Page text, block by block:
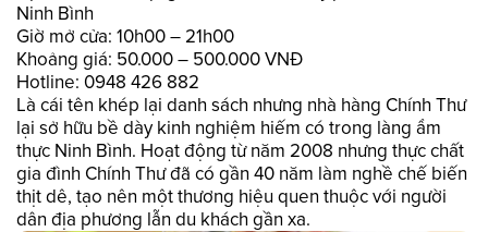
Ninh Bình
Giờ mở cửa: 10h00 – 21h00
Khoảng giá: 50.000 – 500.000 VNĐ
Hotline: 0948 426 882
Là cái tên khép lại danh sách nhưng nhà hàng Chính Thư
lại sở hữu bề dày kinh nghiệm hiếm có trong làng ẩm
thực Ninh Bình. Hoạt động từ năm 2008 nhưng thực chất
gia đình Chính Thư đã có gần 40 năm làm nghề chế biến
thịt dê, tạo nên một thương hiệu quen thuộc với người
dân địa phương lẫn du khách gần xa.